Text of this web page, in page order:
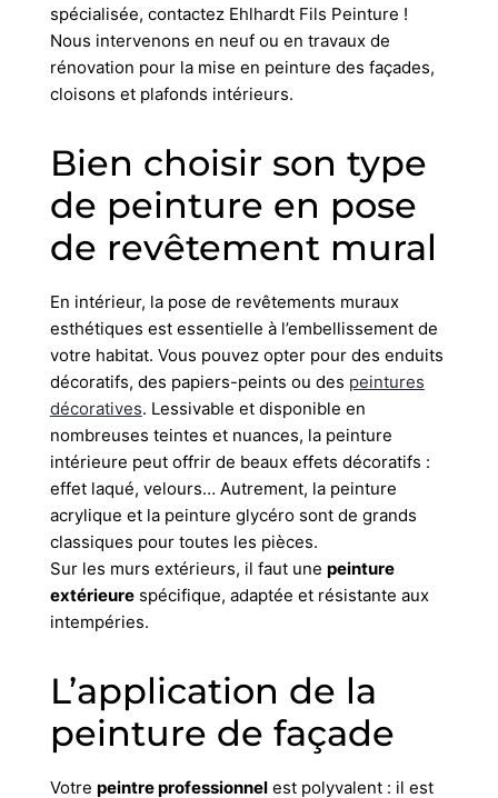
spécialisée, contactez Ehlhardt Fils Peinture !
Nous intervenons en neuf ou en travaux de
rénovation pour la mise en peinture des façades,
cloisons et plafonds intérieurs.
Bien choisir son type
de peinture en pose
de revêtement mural
En intérieur, la pose de revêtements muraux
esthétiques est essentielle à l’embellissement de
votre habitat. Vous pouvez opter pour des enduits
décoratifs, des papiers-peints ou des peintures
décoratives. Lessivable et disponible en
nombreuses teintes et nuances, la peinture
intérieure peut offrir de beaux effets décoratifs :
effet laqué, velours… Autrement, la peinture
acrylique et la peinture glycéro sont de grands
classiques pour toutes les pièces.
Sur les murs extérieurs, il faut une peinture
extérieurespécifique, adaptée et résistante aux
intempéries.
L’application de la
peinture de façade
Votre peintre professionnelest polyvalent : il est